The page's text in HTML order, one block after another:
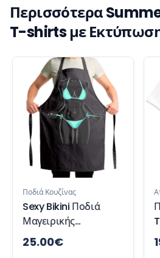
Περισσότερα
T-shirts με
Ποδιά Κουζίνας
Sexy Bikini Ποδιά
Μαγειρικής
Χιουμορισκή Ποδιά
Κουζίνας
25.00€